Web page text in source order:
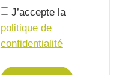
J’accepte la
politique de
confidentialité